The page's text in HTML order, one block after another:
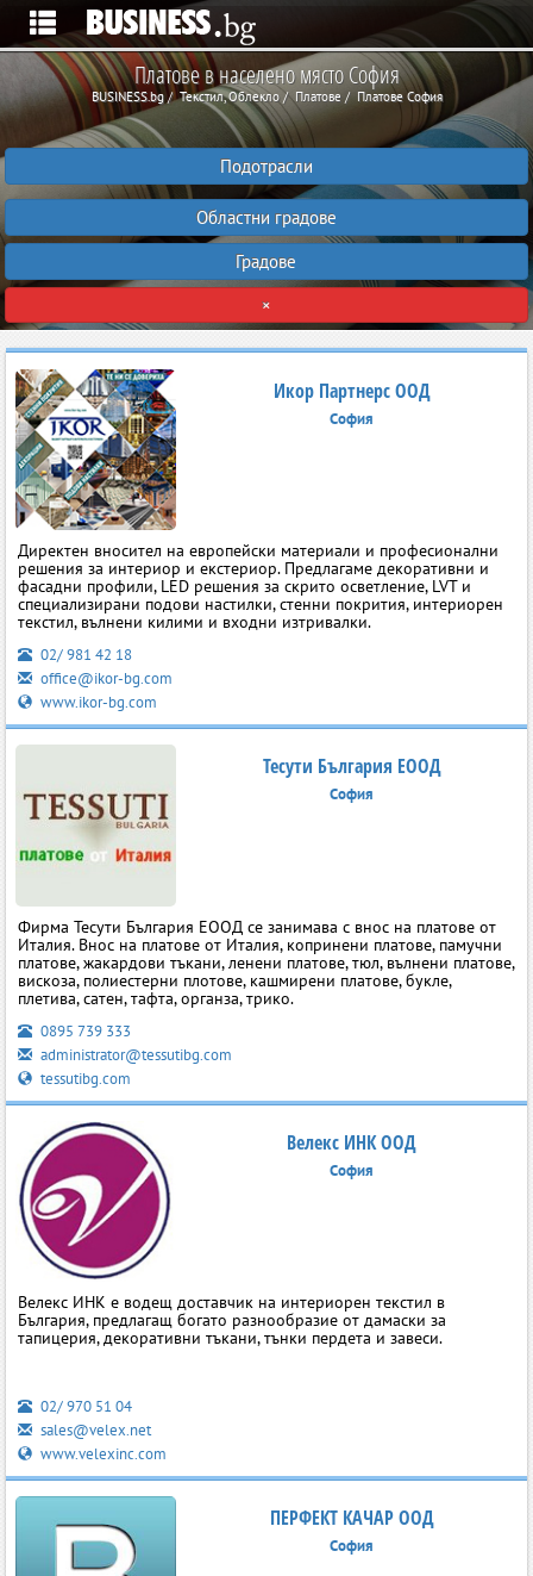
Платове в населено място София
BUSINESS.bg Текстил, Облекло Платове Платове София
Подотрасли
Областни градове
Градове
×
Икор Партнерс ООД
София
Директен вносител на европейски материали и професионални
решения за интериор и екстериор. Предлагаме декоративни и
фасадни профили, LED решения за скрито осветление, LVT и
специализирани подови настилки, стенни покрития, интериорен
текстил, вълнени килими и входни изтривалки.
02/ 981 42 18
office@ikor-bg.com
www.ikor-bg.com
Тесути България ЕООД
София
Фирма Тесути България ЕООД се занимава с внос на платове от
Италия. Внос на платове от Италия, копринени платове, памучни
платове, жакардови тъкани, ленени платове, тюл, вълнени платове,
вискоза, полиестерни плотове, кашмирени платове, букле,
плетива, сатен, тафта, органза, трико.
0895 739 333
administrator@tessutibg.com
tessutibg.com
Велекс ИНК ООД
София
Велекс ИНК е водещ доставчик на интериорен текстил в
България, предлагащ богато разнообразие от дамаски за
тапицерия, декоративни тъкани, тънки пердета и завеси.
02/ 970 51 04
sales@velex.net
www.velexinc.com
ПЕРФЕКТ КАЧАР ООД
София